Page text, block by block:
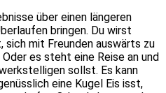
über einen längeren
bringen. Du wirst
sich mit Freunden auswärts zu
es steht eine Reise an und
sollst. Es kann
eine Kugel Eis isst,